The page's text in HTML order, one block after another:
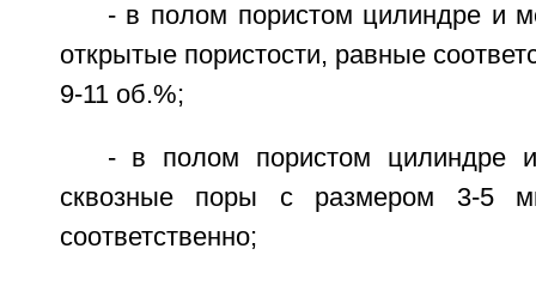
- в полом пористом цилиндре и
открытые пористости, равные
9-11 об.%;
- в полом пористом цилиндре
сквозные поры с размером 3-5
соответственно;